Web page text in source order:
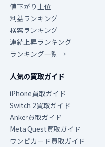
値下がり上位
利益ランキング
検索ランキング
連続上昇ランキング
ランキング一覧 →
人気の買取ガイド
iPhone買取ガイド
Switch 2買取ガイド
Anker買取ガイド
Meta Quest買取ガイド
ワンピカード買取ガイド